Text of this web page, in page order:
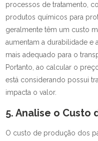
processos de tratamento,
produtos químicos para
geralmente têm um custo
aumentam a durabilidade e
mais adequado para o
Portanto, ao calcular o
está considerando possui
impacta o valor.
5. Analise o Custo
O custo de produção dos